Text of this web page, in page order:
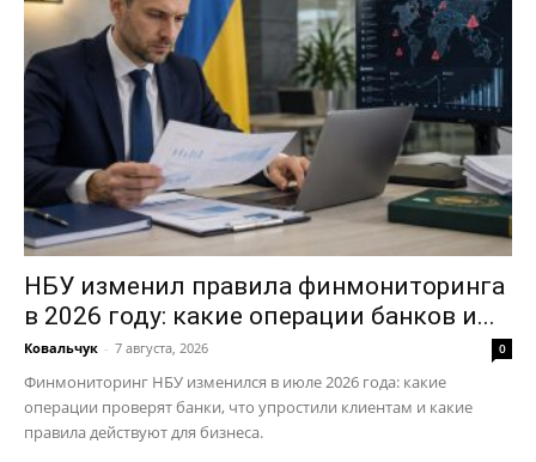
НБУ изменил правила финмониторинга
в 2026 году: какие операции банков и...
Ковальчук - 7 августа, 2026 0
Финмониторинг НБУ изменился в июле 2026 года: какие
операции проверят банки, что упростили клиентам и какие
правила действуют для бизнеса.